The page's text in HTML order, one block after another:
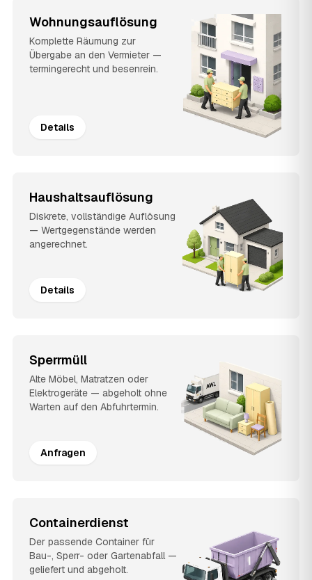
Wohnungsauflösung
Komplette Räumung zur
Übergabe an den Vermieter —
termingerecht und besenrein.
Details
Haushaltsauflösung
Diskrete, vollständige Auflösung
— Wertgegenstände werden
angerechnet.
Details
Sperrmüll
Alte Möbel, Matratzen oder
Elektrogeräte — abgeholt ohne
Warten auf den Abfuhrtermin.
Anfragen
Containerdienst
Der passende Container für
Bau-, Sperr- oder Gartenabfall —
geliefert und abgeholt.